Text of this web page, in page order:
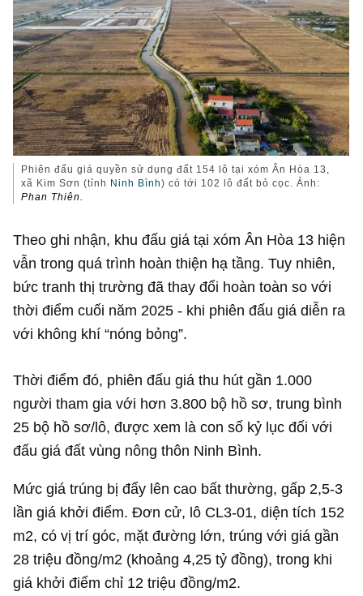
Phiên đấu giá quyền sử dụng đất 154 lô tại xóm Ân Hòa 13,
xã Kim Sơn (tỉnh Ninh Bình) có tới 102 lô đất bỏ cọc. Ảnh:
Phan Thiên.
Theo ghi nhận, khu đấu giá tại xóm Ân Hòa 13 hiện
vẫn trong quá trình hoàn thiện hạ tầng. Tuy nhiên,
bức tranh thị trường đã thay đổi hoàn toàn so với
thời điểm cuối năm 2025 - khi phiên đấu giá diễn ra
với không khí “nóng bỏng”.
Thời điểm đó, phiên đấu giá thu hút gần 1.000
người tham gia với hơn 3.800 bộ hồ sơ, trung bình
25 bộ hồ sơ/lô, được xem là con số kỷ lục đối với
đấu giá đất vùng nông thôn Ninh Bình.
Mức giá trúng bị đẩy lên cao bất thường, gấp 2,5-3
lần giá khởi điểm. Đơn cử, lô CL3-01, diện tích 152
m2, có vị trí góc, mặt đường lớn, trúng với giá gần
28 triệu đồng/m2 (khoảng4,25 tỷ đồng), trong khi
giá khởi điểm chỉ 12 triệu đồng/m2.